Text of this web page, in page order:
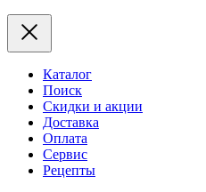
Каталог
Поиск
Скидки и акции
Доставка
Оплата
Сервис
Рецепты